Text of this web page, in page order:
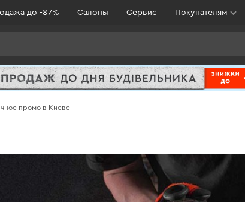
до -87% Салоны Сервис Покупателям
промо в Киеве